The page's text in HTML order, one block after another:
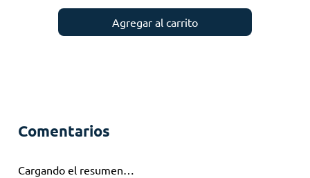
Agregar al carrito
Comentarios
Cargando el resumen…